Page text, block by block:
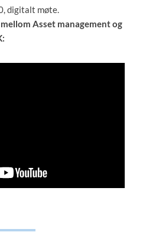
digitalt møte.
Asset management og